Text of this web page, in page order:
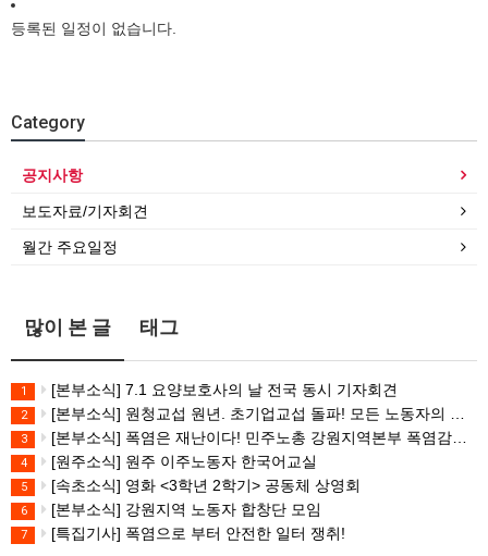
등록된 일정이 없습니다.
Category
공지사항
보도자료/기자회견
월간 주요일정
많이 본 글 태그
1 [본부소식] 7.1 요양보호사의 날 전국 동시 기자회견
2 [본부소식] 원청교섭 원년. 초기업교섭 돌파! 모든 노동자의 노동기본권 쟁취! 민주노총 7.15 총파업대회
3 [본부소식] 폭염은 재난이다! 민주노총 강원지역본부 폭염감시단 선포 기자회견
4 [원주소식] 원주 이주노동자 한국어교실
5 [속초소식] 영화 <3학년 2학기> 공동체 상영회
6 [본부소식] 강원지역 노동자 합창단 모임
7 [특집기사] 폭염으로 부터 안전한 일터 쟁취!